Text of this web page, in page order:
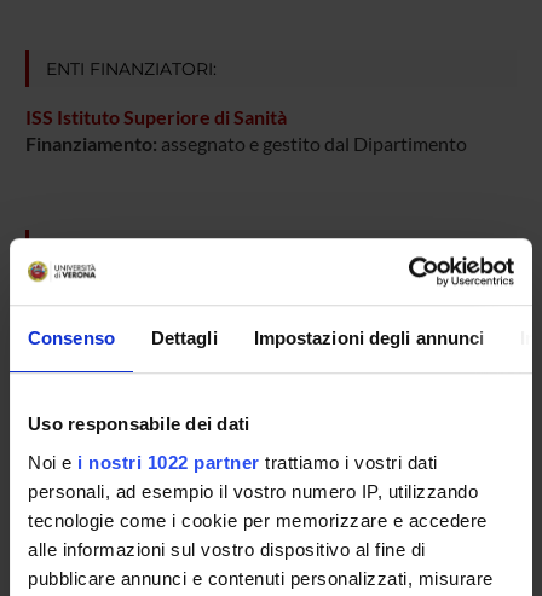
Consenso Dettagli Impostazioni degli annunci
Uso responsabile dei dati
Noi e i nostri 1022 partner trattiamo i vostri dati
personali, ad esempio il vostro numero IP, utilizzando
tecnologie come i cookie per memorizzare e accedere
alle informazioni sul vostro dispositivo al fine di
pubblicare annunci e contenuti personalizzati, misurare
ENTI FINANZIATORI:
ISS Istituto Superiore di Sanità
Finanziamento: assegnato e gestito dal Dipartimento
Professore ordinario
Linda Ottoboni
Barbara Rossi
Ricercatore